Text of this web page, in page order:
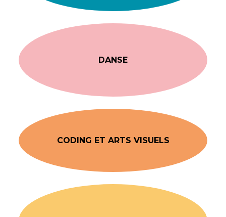
DANSE
CODING ET ARTS VISUELS